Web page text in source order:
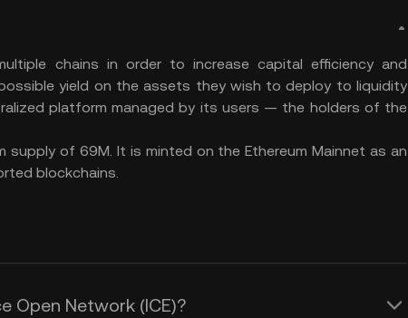
chains in order to increase capital efficiency and
yield on the assets they wish to deploy to liquidity
platform managed by its users — the holders of the
supply of 69M. It is minted on the Ethereum Mainnet as an
blockchains.
Open Network (ICE)?